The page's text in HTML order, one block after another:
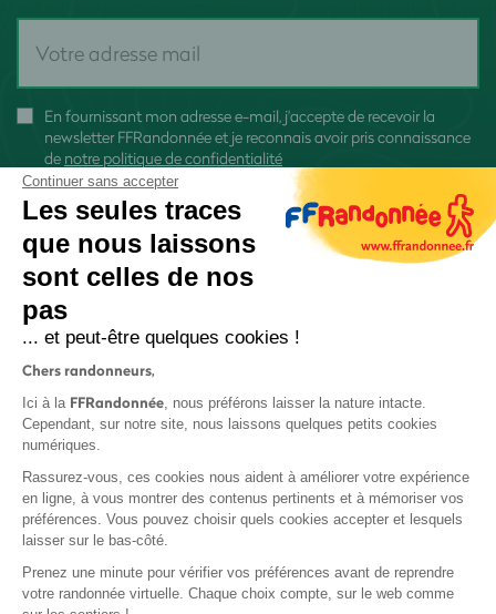
En fournissant mon adresse e-mail, j'accepte de recevoir la
newsletter FFRandonnée et je reconnais avoir pris connaissance
de notre politique de confidentialité
Protection des données
Politique de confidentialité
Continuer sans accepter
Les seules traces
que nous laissons
sont celles de nos
pas
... et peut-être quelques cookies !
Chers randonneurs,
Ici à la FFRandonnée, nous préférons laisser la nature intacte.
Cependant, sur notre site, nous laissons quelques petits cookies
numériques.
Rassurez-vous, ces cookies nous aident à améliorer votre expérience
en ligne, à vous montrer des contenus pertinents et à mémoriser vos
préférences. Vous pouvez choisir quels cookies accepter et lesquels
laisser sur le bas-côté.
Prenez une minute pour vérifier vos préférences avant de reprendre
votre randonnée virtuelle. Chaque choix compte, sur le web comme